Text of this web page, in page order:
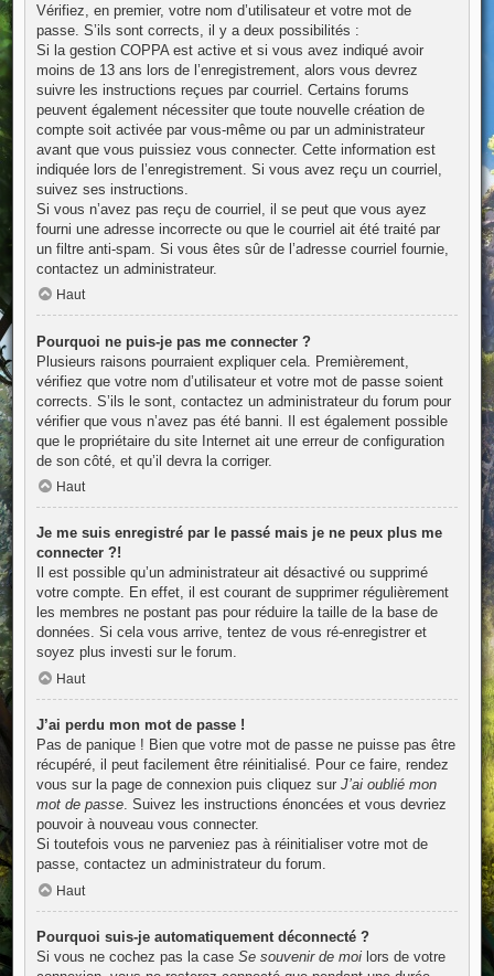
Vérifiez, en premier, votre nom d’utilisateur et votre mot de
passe. S’ils sont corrects, il y a deux possibilités :
Si la gestion COPPA est active et si vous avez indiqué avoir
moins de 13 ans lors de l’enregistrement, alors vous devrez
suivre les instructions reçues par courriel. Certains forums
peuvent également nécessiter que toute nouvelle création de
compte soit activée par vous-même ou par un administrateur
avant que vous puissiez vous connecter. Cette information est
indiquée lors de l’enregistrement. Si vous avez reçu un courriel,
suivez ses instructions.
Si vous n’avez pas reçu de courriel, il se peut que vous ayez
fourni une adresse incorrecte ou que le courriel ait été traité par
un filtre anti-spam. Si vous êtes sûr de l’adresse courriel fournie,
contactez un administrateur.
Haut
Pourquoi ne puis-je pas me connecter ?
Plusieurs raisons pourraient expliquer cela. Premièrement,
vérifiez que votre nom d’utilisateur et votre mot de passe soient
corrects. S’ils le sont, contactez un administrateur du forum pour
vérifier que vous n’avez pas été banni. Il est également possible
que le propriétaire du site Internet ait une erreur de configuration
de son côté, et qu’il devra la corriger.
Haut
Je me suis enregistré par le passé mais je ne peux plus me
connecter ?!
Il est possible qu’un administrateur ait désactivé ou supprimé
votre compte. En effet, il est courant de supprimer régulièrement
les membres ne postant pas pour réduire la taille de la base de
données. Si cela vous arrive, tentez de vous ré-enregistrer et
soyez plus investi sur le forum.
Haut
J’ai perdu mon mot de passe !
Pas de panique ! Bien que votre mot de passe ne puisse pas être
récupéré, il peut facilement être réinitialisé. Pour ce faire, rendez
vous sur la page de connexion puis cliquez sur J’ai oublié mon
mot de passe. Suivez les instructions énoncées et vous devriez
pouvoir à nouveau vous connecter.
Si toutefois vous ne parveniez pas à réinitialiser votre mot de
passe, contactez un administrateur du forum.
Haut
Pourquoi suis-je automatiquement déconnecté ?
Si vous ne cochez pas la case Se souvenir de moilors de votre